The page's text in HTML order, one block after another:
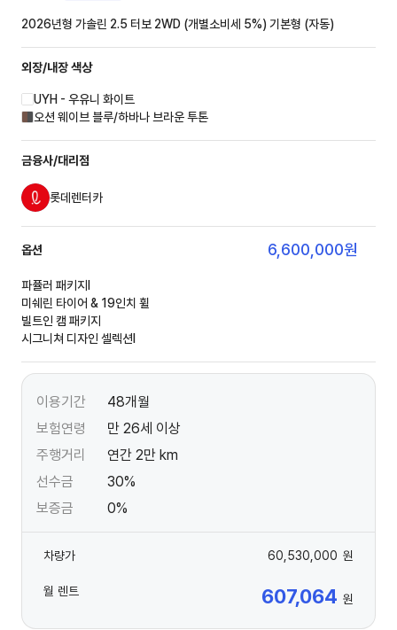
2026년형 가솔린 2.5 터보 2WD (개별소비세 5%) 기본형 (자동)
외장/내장색상
UYH - 우유니 화이트
오션 웨이브 블루/하바나 브라운 투톤
금융사/대리점
롯데렌터카
옵션 6,600,000원
파퓰러 패키지Ⅰ
미쉐린 타이어 & 19인치 휠
빌트인 캠 패키지
시그니쳐 디자인 셀렉션Ⅰ
이용기간
48개월
보험연령
만 26세 이상
주행거리
연간 2만 km
선수금
30%
보증금
0%
차량가 60,530,000 원
월 렌트 607,064 원